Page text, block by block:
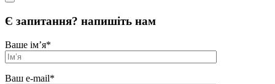
Є запитання? напишіть нам
Ваше ім’я*
Ваш e-mail*